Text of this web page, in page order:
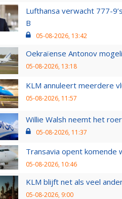
Lufthansa verwacht 777-
B
05-08-2026, 13:42
Oekraïense Antonov
05-08-2026, 13:18
KLM annuleert meerdere
05-08-2026, 11:57
Willie Walsh neemt het
05-08-2026, 11:37
Transavia opent komende
05-08-2026, 10:46
KLM blijft net als veel
05-08-2026, 9:00